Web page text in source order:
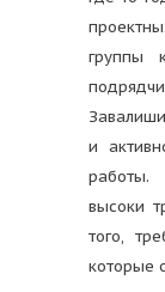
группы
и
работы.
высоки
того,
которые